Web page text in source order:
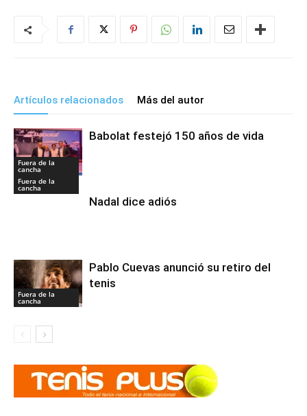
Artículos relacionados Más del autor
Fuera de la
cancha
Babolat festejó 150 años de vida
Fuera de la
cancha
Nadal dice adiós
Fuera de la
cancha
Pablo Cuevas anunció su retiro del
tenis